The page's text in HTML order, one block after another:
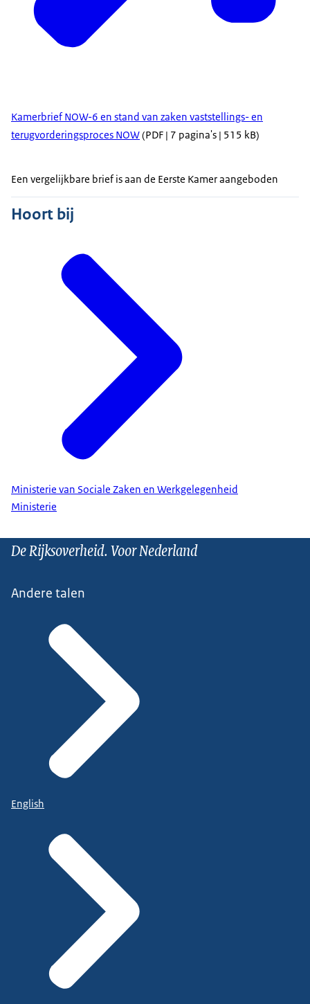
Kamerbrief NOW-6 en stand van zaken vaststellings- en
terugvorderingsproces NOW(PDF | 7 pagina's | 515 kB)
Een vergelijkbare brief is aan de Eerste Kamer aangeboden
Hoort bij
Ministerie van Sociale Zaken en Werkgelegenheid
Ministerie
De Rijksoverheid. Voor Nederland
Andere talen
English